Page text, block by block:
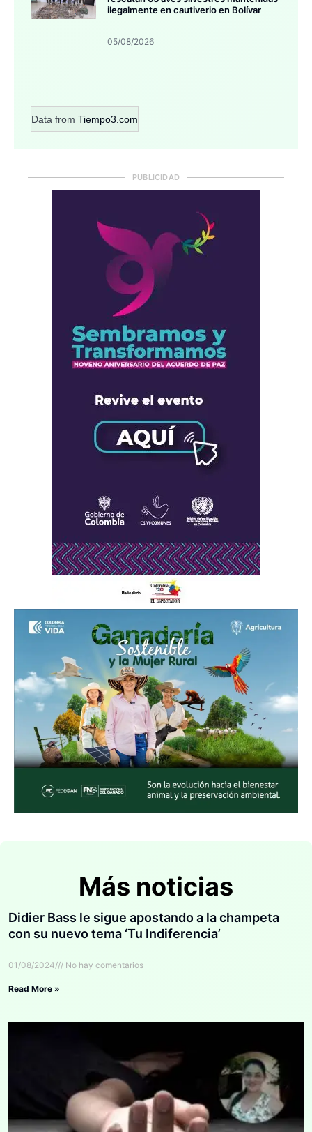
ilegalmente en cautiverio en Bolívar
05/08/2026
Data from Tiempo3.com
PUBLICIDAD
Más noticias
Didier Bass le sigue apostando a la champeta
con su nuevo tema ‘Tu Indiferencia’
01/08/2024 No hay comentarios
Read More »